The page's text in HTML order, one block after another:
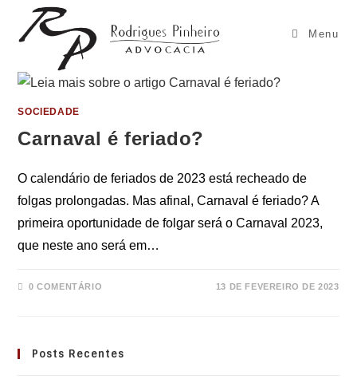
Menu
SOCIEDADE
Carnaval é feriado?
O calendário de feriados de 2023 está recheado de
folgas prolongadas. Mas afinal, Carnaval é feriado? A
primeira oportunidade de folgar será o Carnaval 2023,
que neste ano será em…
0 COMENTÁRIO 13 DE FEVEREIRO DE 2023
Posts Recentes